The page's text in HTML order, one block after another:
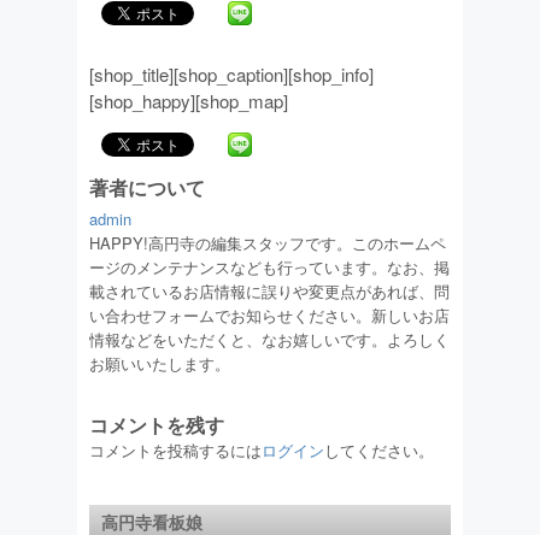
[shop_title][shop_caption][shop_info]
[shop_happy][shop_map]
著者について
admin
HAPPY!高円寺の編集スタッフです。このホームペ
ージのメンテナンスなども行っています。なお、掲
載されているお店情報に誤りや変更点があれば、問
い合わせフォームでお知らせください。新しいお店
情報などをいただくと、なお嬉しいです。よろしく
お願いいたします。
コメントを残す
コメントを投稿するにはログインしてください。
高円寺看板娘